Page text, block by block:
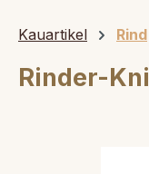
Kauartikel Rind
Rinder-